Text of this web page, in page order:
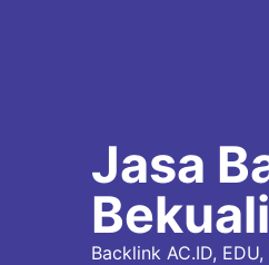
Jasa
Backlink AC.ID,